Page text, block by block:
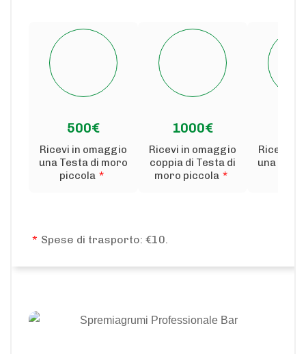
500€
Ricevi in omaggio
una Testa di moro
piccola *
1000€
Ricevi in omaggio
coppia di Testa di
moro piccola *
Ricevi in
una
* Spese di trasporto: €10.